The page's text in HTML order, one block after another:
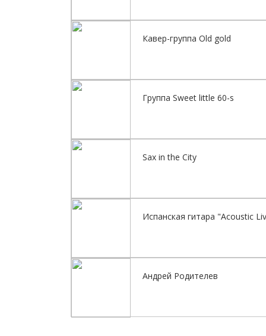
Кавер-группа Old gold
Группа Sweet little 60-s
Sax in the City
Испанская гитара "Acoustic
Андрей Родителев